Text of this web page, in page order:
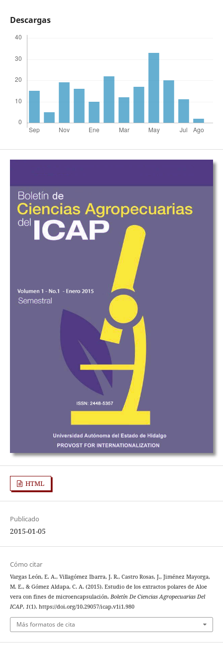
Descargas
HTML
Publicado
2015-01-05
Cómo citar
Vargas León, E. A., Villagómez Ibarra, J. R., Castro Rosas, J., Jiménez Mayorga,
M. E., & Gómez Aldapa, C. A. (2015). Estudio de los extractos polares de Aloe
vera con fines de microencapsulación. Boletín De Ciencias Agropecuarias Del
ICAP, 1(1). https://doi.org/10.29057/icap.v1i1.980
Más formatos de cita